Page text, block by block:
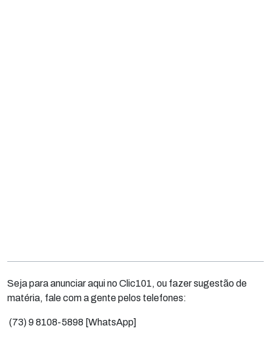
Seja para anunciar aqui no Clic101, ou fazer sugestão de
matéria, fale com a gente pelos telefones:
(73) 9 8108-5898 [WhatsApp]